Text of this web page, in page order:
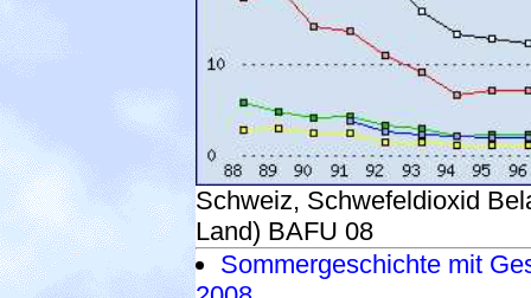
Schweiz, Schwefeldioxid
Land) BAFU 08
Sommergeschichte mit